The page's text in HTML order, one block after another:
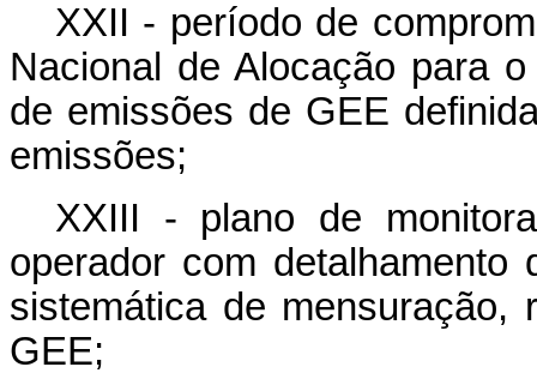
XXII - período de
Nacional de Alocação para
de emissões de GEE
emissões;
XXIII - plano de
operador com
sistemática de mensuração,
GEE;